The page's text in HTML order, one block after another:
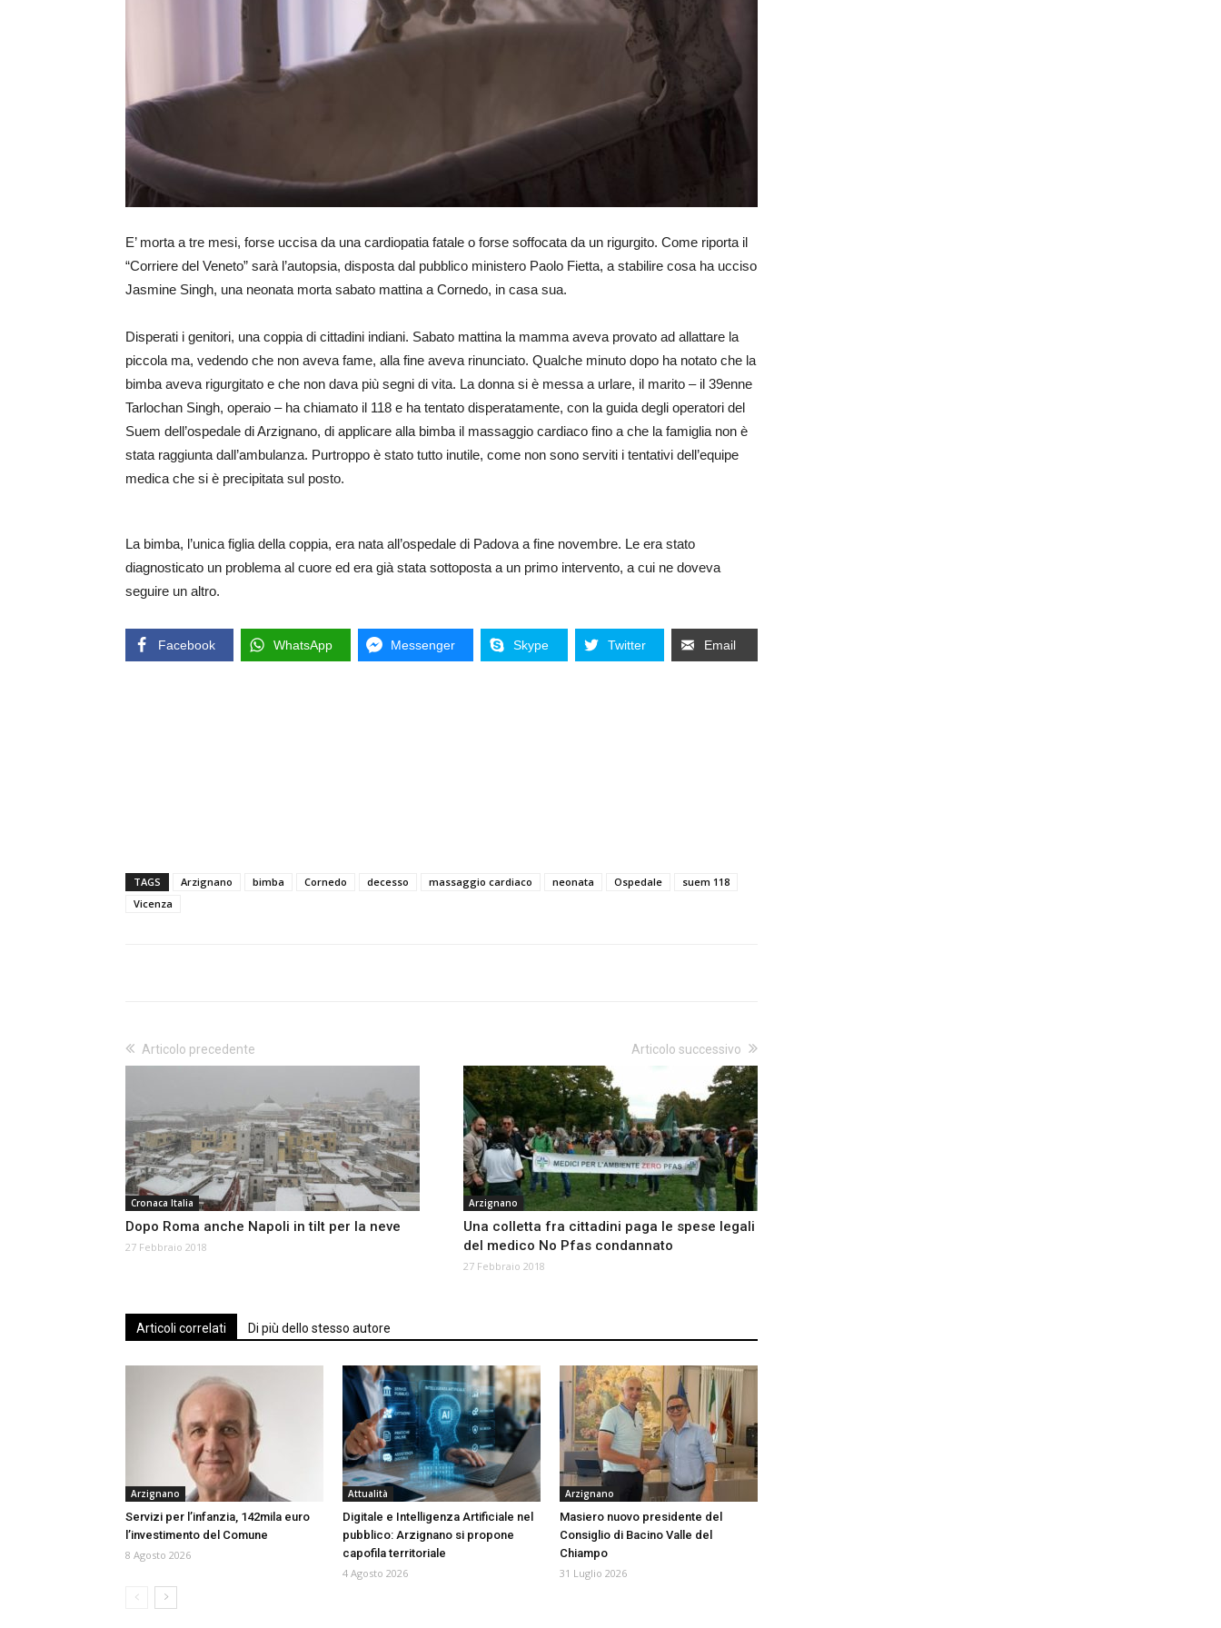
E’ morta a tre mesi, forse uccisa da una cardiopatia fatale o forse soffocata da un rigurgito. Come riporta il
“Corriere del Veneto” sarà l’autopsia, disposta dal pubblico ministero Paolo Fietta, a stabilire cosa ha ucciso
Jasmine Singh, una neonata morta sabato mattina a Cornedo, in casa sua.
Disperati i genitori, una coppia di cittadini indiani. Sabato mattina la mamma aveva provato ad allattare la
piccola ma, vedendo che non aveva fame, alla fine aveva rinunciato. Qualche minuto dopo ha notato che la
bimba aveva rigurgitato e che non dava più segni di vita. La donna si è messa a urlare, il marito – il 39enne
Tarlochan Singh, operaio – ha chiamato il 118 e ha tentato disperatamente, con la guida degli operatori del
Suem dell’ospedale di Arzignano, di applicare alla bimba il massaggio cardiaco fino a che la famiglia non è
stata raggiunta dall’ambulanza. Purtroppo è stato tutto inutile, come non sono serviti i tentativi dell’equipe
medica che si è precipitata sul posto.
La bimba, l’unica figlia della coppia, era nata all’ospedale di Padova a fine novembre. Le era stato
diagnosticato un problema al cuore ed era già stata sottoposta a un primo intervento, a cui ne doveva
seguire un altro.
Facebook WhatsApp Messenger Skype Twitter Email
TAGS Arzignano bimba Cornedo decesso massaggio cardiaco neonata Ospedale
suem 118
Vicenza
Articolo precedente
Cronaca Italia
Dopo Roma anche Napoli in tilt per la neve
27 Febbraio 2018
Articolo successivo
Arzignano
Una colletta fra cittadini paga le spese legali
del medico No Pfas condannato
27 Febbraio 2018
Articoli correlati Di più dello stesso autore
Arzignano
Servizi per l’infanzia, 142mila euro
l’investimento del Comune
8 Agosto 2026
Attualità
Digitale e Intelligenza Artificiale nel
pubblico: Arzignano si propone
capofila territoriale
4 Agosto 2026
Arzignano
Masiero nuovo presidente del
Consiglio di Bacino Valle del
Chiampo
31 Luglio 2026